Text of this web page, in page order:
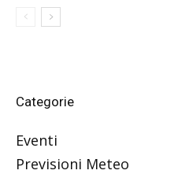
Categorie
Eventi
Previsioni Meteo